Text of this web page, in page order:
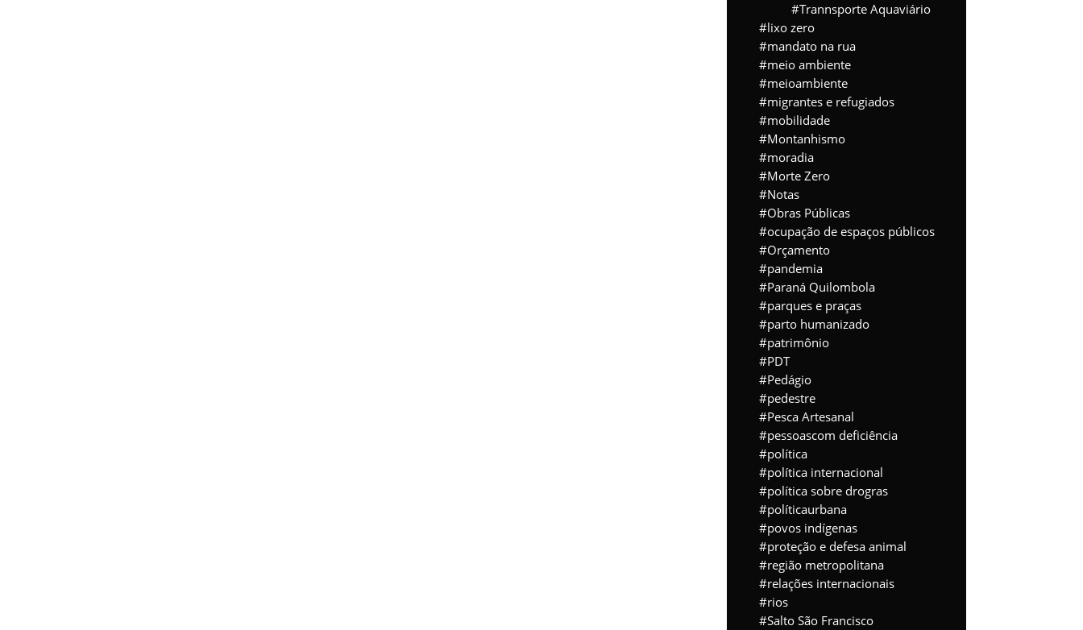
Trannsporte Aquaviário
lixo zero
mandato na rua
meio ambiente
meioambiente
migrantes e refugiados
mobilidade
Montanhismo
moradia
Morte Zero
Notas
Obras Públicas
ocupação de espaços públicos
Orçamento
pandemia
Paraná Quilombola
parques e praças
parto humanizado
patrimônio
PDT
Pedágio
pedestre
Pesca Artesanal
pessoascom deficiência
política
política internacional
política sobre drogras
políticaurbana
povos indígenas
proteção e defesa animal
região metropolitana
relações internacionais
rios
Salto São Francisco